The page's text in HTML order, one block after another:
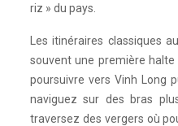
riz » du pays.
Les itinéraires classiques
souvent une première
poursuivre vers Vinh Long
naviguez sur des bras
traversez des vergers où